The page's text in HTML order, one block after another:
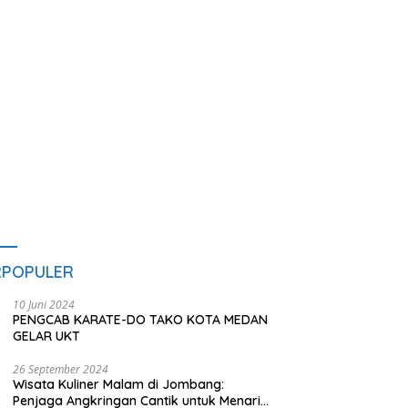
10 Juni 2024
PENGCAB KARATE-DO TAKO KOTA MEDAN
GELAR UKT
26 September 2024
Wisata Kuliner Malam di Jombang:
Penjaga Angkringan Cantik untuk Menarik